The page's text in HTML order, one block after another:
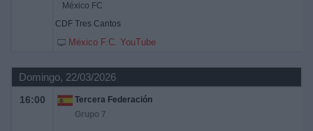
México FC
CDF Tres Cantos
México F.C. YouTube
Domingo, 22/03/2026
16:00
Tercera Federación
Grupo 7